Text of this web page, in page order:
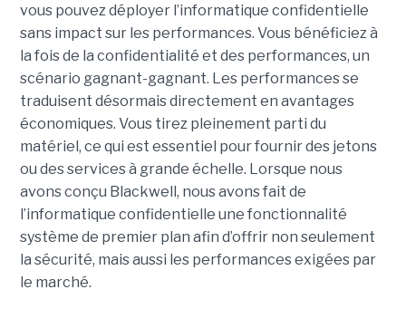
vous pouvez déployer l’informatique confidentielle
sans impact sur les performances. Vous bénéficiez à
la fois de la confidentialité et des performances, un
scénario gagnant-gagnant. Les performances se
traduisent désormais directement en avantages
économiques. Vous tirez pleinement parti du
matériel, ce qui est essentiel pour fournir des jetons
ou des services à grande échelle. Lorsque nous
avons conçu Blackwell, nous avons fait de
l’informatique confidentielle une fonctionnalité
système de premier plan afin d’offrir non seulement
la sécurité, mais aussi les performances exigées par
le marché.